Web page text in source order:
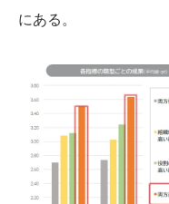
にある。